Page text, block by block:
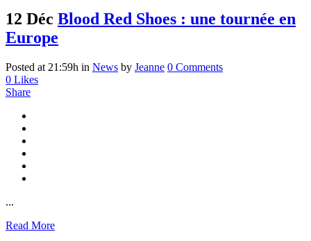
12 Déc Blood Red Shoes : une tournée en
Europe
Posted at 21:59h in News by Jeanne 0 Comments
0 Likes
Share
...
Read More